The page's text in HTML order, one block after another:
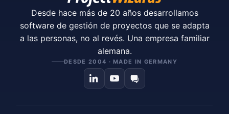
Desde hace más de 20 años desarrollamos
software de gestión de proyectos que se adapta
a las personas, no al revés. Una empresa familiar
alemana.
DESDE 2004 · MADE IN GERMANY